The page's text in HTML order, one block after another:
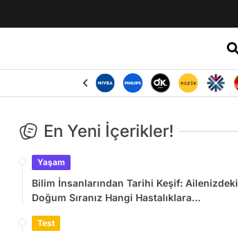
En Yeni İçerikler!
Yaşam
Bilim İnsanlarından Tarihi Keşif: Ailenizdeki
Doğum Sıranız Hangi Hastalıklara
Test